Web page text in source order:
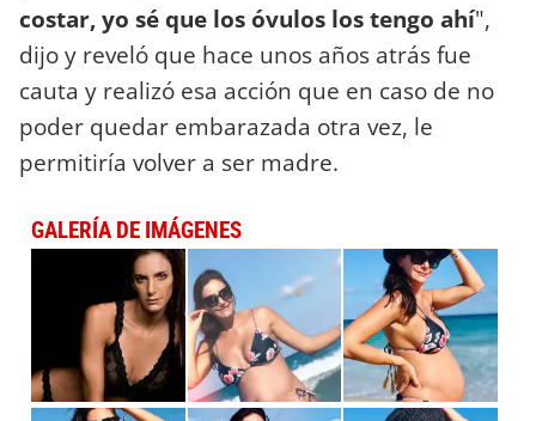
costar, yo sé que los óvulos los tengo ahí",
dijo y reveló que hace unos años atrás fue
cauta y realizó esa acción que en caso de no
poder quedar embarazada otra vez, le
permitiría volver a ser madre.
GALERÍA DE IMÁGENES